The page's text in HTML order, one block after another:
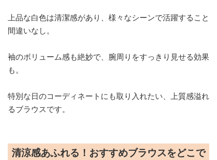
上品な白色は清潔感があり、様々なシーンで活躍すること
間違いなし。
袖のボリューム感も絶妙で、腕周りをすっきり見せる効果
も。
特別な日のコーディネートにも取り入れたい、上質感溢れ
るブラウスです。
清涼感あふれる！おすすめブラウスをどこで